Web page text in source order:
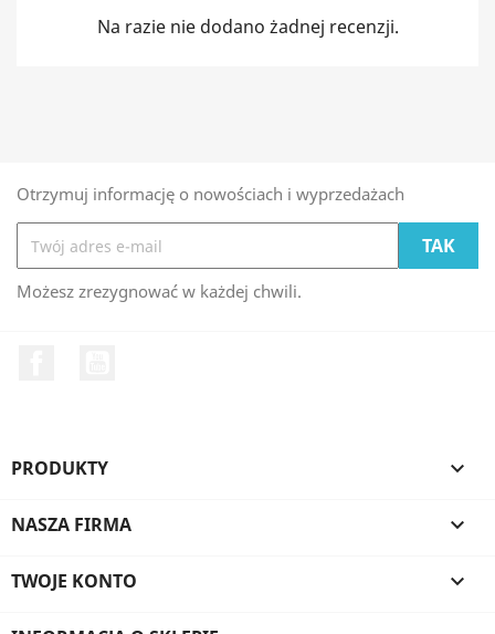
Na razie nie dodano żadnej recenzji.
Otrzymuj informację o nowościach i wyprzedażach
Możesz zrezygnować w każdej chwili.
PRODUKTY 
NASZA FIRMA 
TWOJE KONTO 